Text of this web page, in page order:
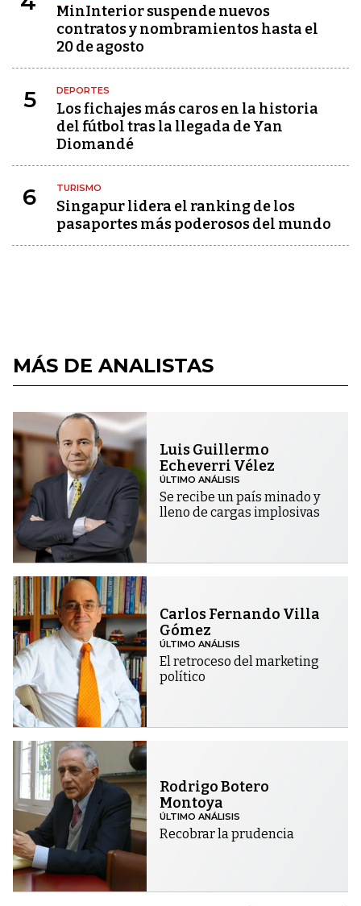
MinInterior suspende nuevos
contratos y nombramientos hasta el
20 de agosto
5 DEPORTES
Los fichajes más caros en la historia
del fútbol tras la llegada de Yan
Diomandé
6 TURISMO
Singapur lidera el ranking de los
pasaportes más poderosos del mundo
MÁS DE ANALISTAS
Luis Guillermo
Echeverri Vélez
ÚLTIMO ANÁLISIS
Se recibe un país minado y
lleno de cargas implosivas
Carlos Fernando Villa
Gómez
ÚLTIMO ANÁLISIS
El retroceso del marketing
político
Rodrigo Botero
Montoya
ÚLTIMO ANÁLISIS
Recobrar la prudencia